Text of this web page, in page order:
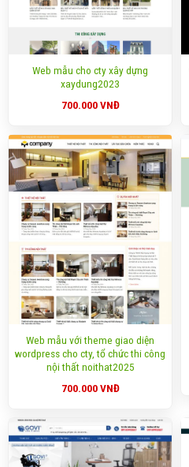
Web mẫu cho cty xây dựng
xaydung2023
700.000VNĐ
Web mẫu với theme giao diện
wordpress cho cty, tổ chức thi công
nội thất noithat2025
700.000VNĐ